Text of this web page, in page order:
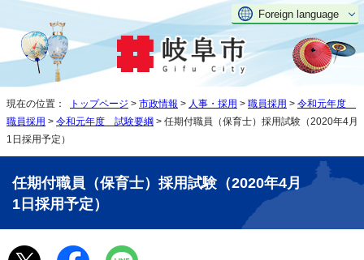
Foreign language
現在の位置： トップページ > 市政情報 > 人事・採用 > 職員採用 > 令和元年度
職員採用 > 令和元年度 試験要綱 > 任期付職員（保育士）採用試験（2020年4月
1日採用予定）
任期付職員（保育士）採用試験（2020年4月
1日採用予定）